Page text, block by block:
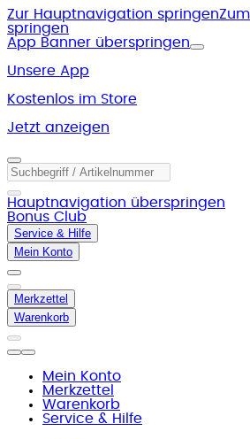
Zur Hauptnavigation springen
springen
App Banner überspringen
Unsere App
Kostenlos im Store
Jetzt anzeigen
Hauptnavigation überspringen
Bonus Club
Service & Hilfe
Mein Konto
Merkzettel
Warenkorb
Mein Konto
Merkzettel
Warenkorb
Service & Hilfe